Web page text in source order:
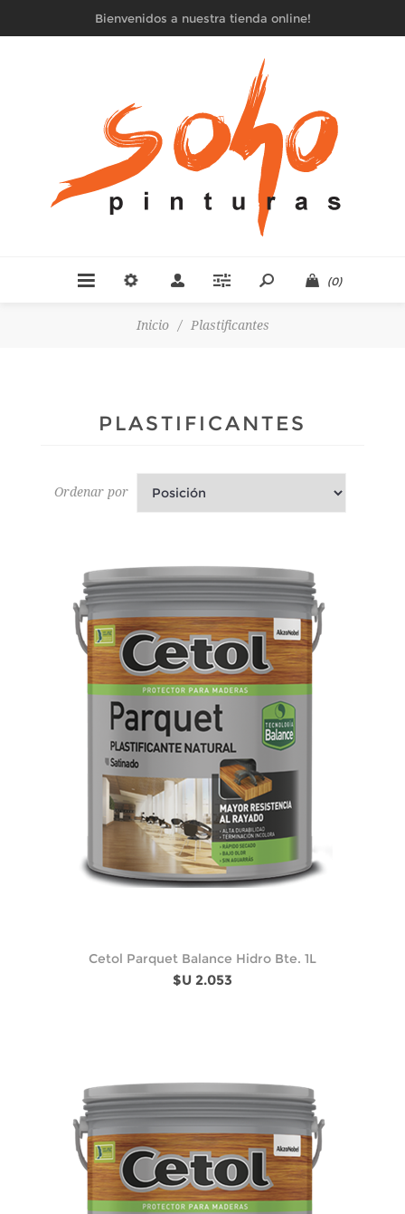
Bienvenidos a nuestra tienda online!
(0)
Inicio / Plastificantes
PLASTIFICANTES
Ordenar por
Cetol Parquet Balance Hidro Bte. 1L
$U 2.053